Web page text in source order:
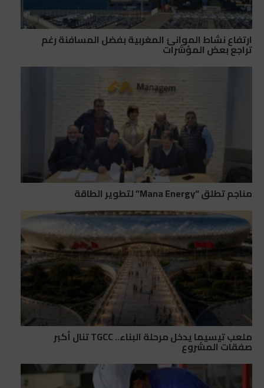
ارتفاع نشاط الموانئ المغربية بفضل المسافنة رغم
تراجع بعض المؤشرات
مناجم تطلق “Mana Energy” لتطوير الطاقة
ملعب تيسيما يدخل مرحلة البناء.. TGCC تنال أكبر
صفقات المشروع